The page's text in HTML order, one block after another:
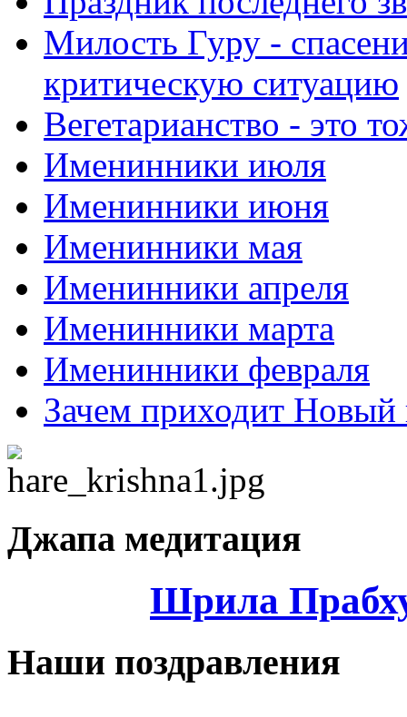
Милость Гуру -
критическую ситуацию
Вегетарианство - это
Именинники июля
Именинники июня
Именинники мая
Именинники апреля
Именинники марта
Именинники февраля
Зачем приходит Новый
Джапа медитация
Шрила
Наши поздравления